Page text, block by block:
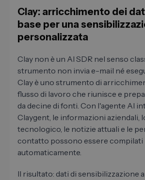
Clay: arricchimento dei
base per una
personalizzata
Clay non è un AI SDR nel senso
strumento non invia e-mail né
Clay è uno strumento di
flusso di lavoro che riunisce e
da decine di fonti. Con l'agente AI
Claygent, le informazioni aziendali,
tecnologico, le notizie attuali e le
contatto possono essere compilati
automaticamente.
Il risultato: dati di sensibilizzazione